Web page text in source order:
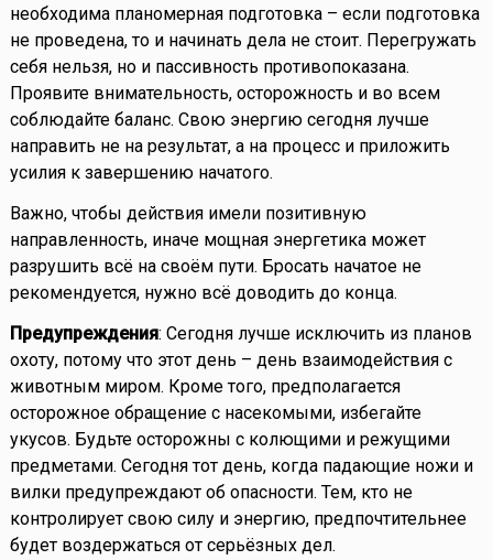
необходима планомерная подготовка – если подготовка
не проведена, то и начинать дела не стоит. Перегружать
себя нельзя, но и пассивность противопоказана.
Проявите внимательность, осторожность и во всем
соблюдайте баланс. Свою энергию сегодня лучше
направить не на результат, а на процесс и приложить
усилия к завершению начатого.
Важно, чтобы действия имели позитивную
направленность, иначе мощная энергетика может
разрушить всё на своём пути. Бросать начатое не
рекомендуется, нужно всё доводить до конца.
Предупреждения: Сегодня лучше исключить из планов
охоту, потому что этот день – день взаимодействия с
животным миром. Кроме того, предполагается
осторожное обращение с насекомыми, избегайте
укусов. Будьте осторожны с колющими и режущими
предметами. Сегодня тот день, когда падающие ножи и
вилки предупреждают об опасности. Тем, кто не
контролирует свою силу и энергию, предпочтительнее
будет воздержаться от серьёзных дел.